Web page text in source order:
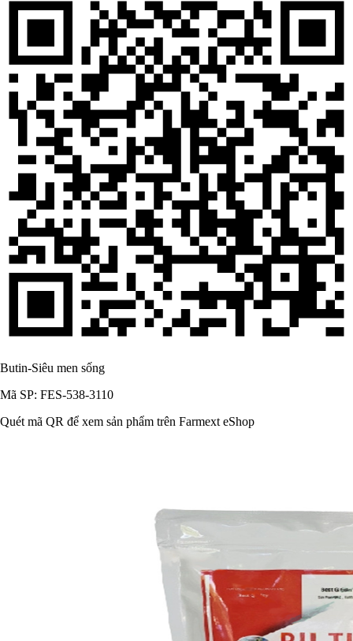
Butin-Siêu men sống
Mã SP: FES-538-3110
Quét mã QR để xem sản phẩm trên Farmext eShop